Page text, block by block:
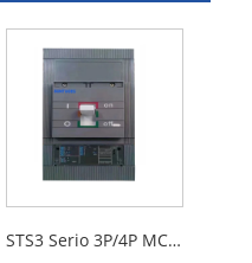
STS3 Serio 3P/4P MCCB